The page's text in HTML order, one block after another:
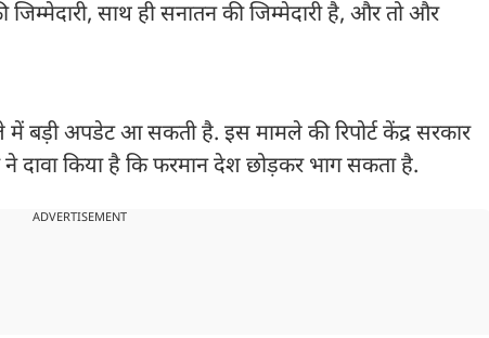
जिम्मेदारी, साथ ही सनातन की जिम्मेदारी है, और तो और
में बड़ी अपडेट आ सकती है. इस मामले की रिपोर्ट केंद्र सरकार
दावा किया है कि फरमान देश छोड़कर भाग सकता है.
ADVERTISEMENT